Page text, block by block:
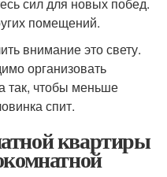
сил для новых побед.
помещений.
внимание это свету.
организовать
так, чтобы меньше
спит.
квартиры